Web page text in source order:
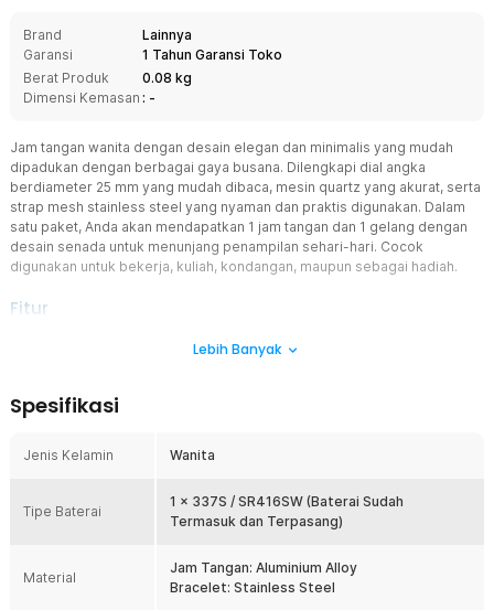
Brand
Lainnya
Garansi
1 Tahun Garansi Toko
Berat Produk
0.08 kg
Dimensi Kemasan : -
Jam tangan wanita dengan desain elegan dan minimalis yang mudah
dipadukan dengan berbagai gaya busana. Dilengkapi dial angka
berdiameter 25 mm yang mudah dibaca, mesin quartz yang akurat, serta
strap mesh stainless steel yang nyaman dan praktis digunakan. Dalam
satu paket, Anda akan mendapatkan 1 jam tangan dan 1 gelang dengan
desain senada untuk menunjang penampilan sehari-hari. Cocok
digunakan untuk bekerja, kuliah, kondangan, maupun sebagai hadiah.
Fitur
ini memberikan kesan mewah dan dapat meningkatkan penampilan
Mesin Quartz Presisi
untuk penggunaan sehari-hari. Sistem quartz membantu menjaga
ketepatan waktu tanpa memerlukan penyetelan rutin seperti jam
Set Jam Tangan dan Gelang
Dalam satu pembelian, Anda mendapatkan jam tangan dan gelang
Lebih Banyak
Spesifikasi
Jenis Kelamin Wanita
Tipe Baterai
1 x 337S / SR416SW (Baterai Sudah
Termasuk dan Terpasang)
Material
Jam Tangan: Aluminium Alloy
Bracelet: Stainless Steel